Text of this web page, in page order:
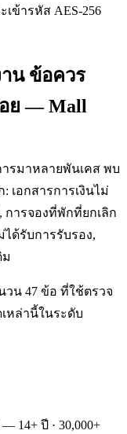
เข้ารหัส AES-256
น ข้อควร
ย — Mall
การมาหลายพันเคส พบ
เอกสารการเงินไม่
การจองที่พักที่ยกเลิก
ด้รับการรับรอง,
นวน 47 ข้อ ที่ใช้ตรวจ
หล่านี้ในระดับ
14+ ปี · 30,000+